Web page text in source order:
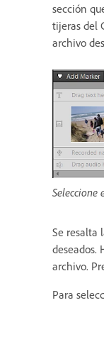
sección
tijeras del
archivo
Se resalta
deseados.
archivo.
Para